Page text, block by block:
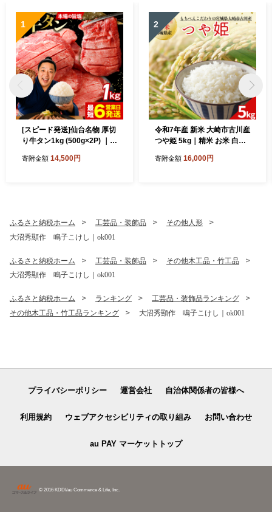
1
[スピード発送]仙台名物 厚切
り牛タン1kg (500g×2P) ｜宮
造・冷凍便 ふるさと納税牛
ー 肉 牛 牛肉 焼肉 送料無料| f
m-tan-1kg-14500
寄附金額 14,500円
2
令和7年産 新米 大崎市古川産
つや姫 5kg｜精米 お米 白米
産 宮城県産 ブランド米 送料
寄附金額 16,000円
ふるさと納税ホーム 工芸品・装飾品
その他人形
大沼秀顯作 鳴子こけし｜ok001
ふるさと納税ホーム 工芸品・装飾品
その他木工品・竹工品
大沼秀顯作 鳴子こけし｜ok001
ふるさと納税ホーム ランキング
工芸品・装飾品ランキング
その他木工品・竹工品ランキング
大沼秀顯作 鳴子こけし｜ok001
プライバシーポリシー 運営会社 自治体関係者の皆様へ
利用規約 ウェブアクセシビリティの取り組み お問い合わせ
au PAY マーケットトップ
© 2016 KDDI/au Commerce & Life, Inc.